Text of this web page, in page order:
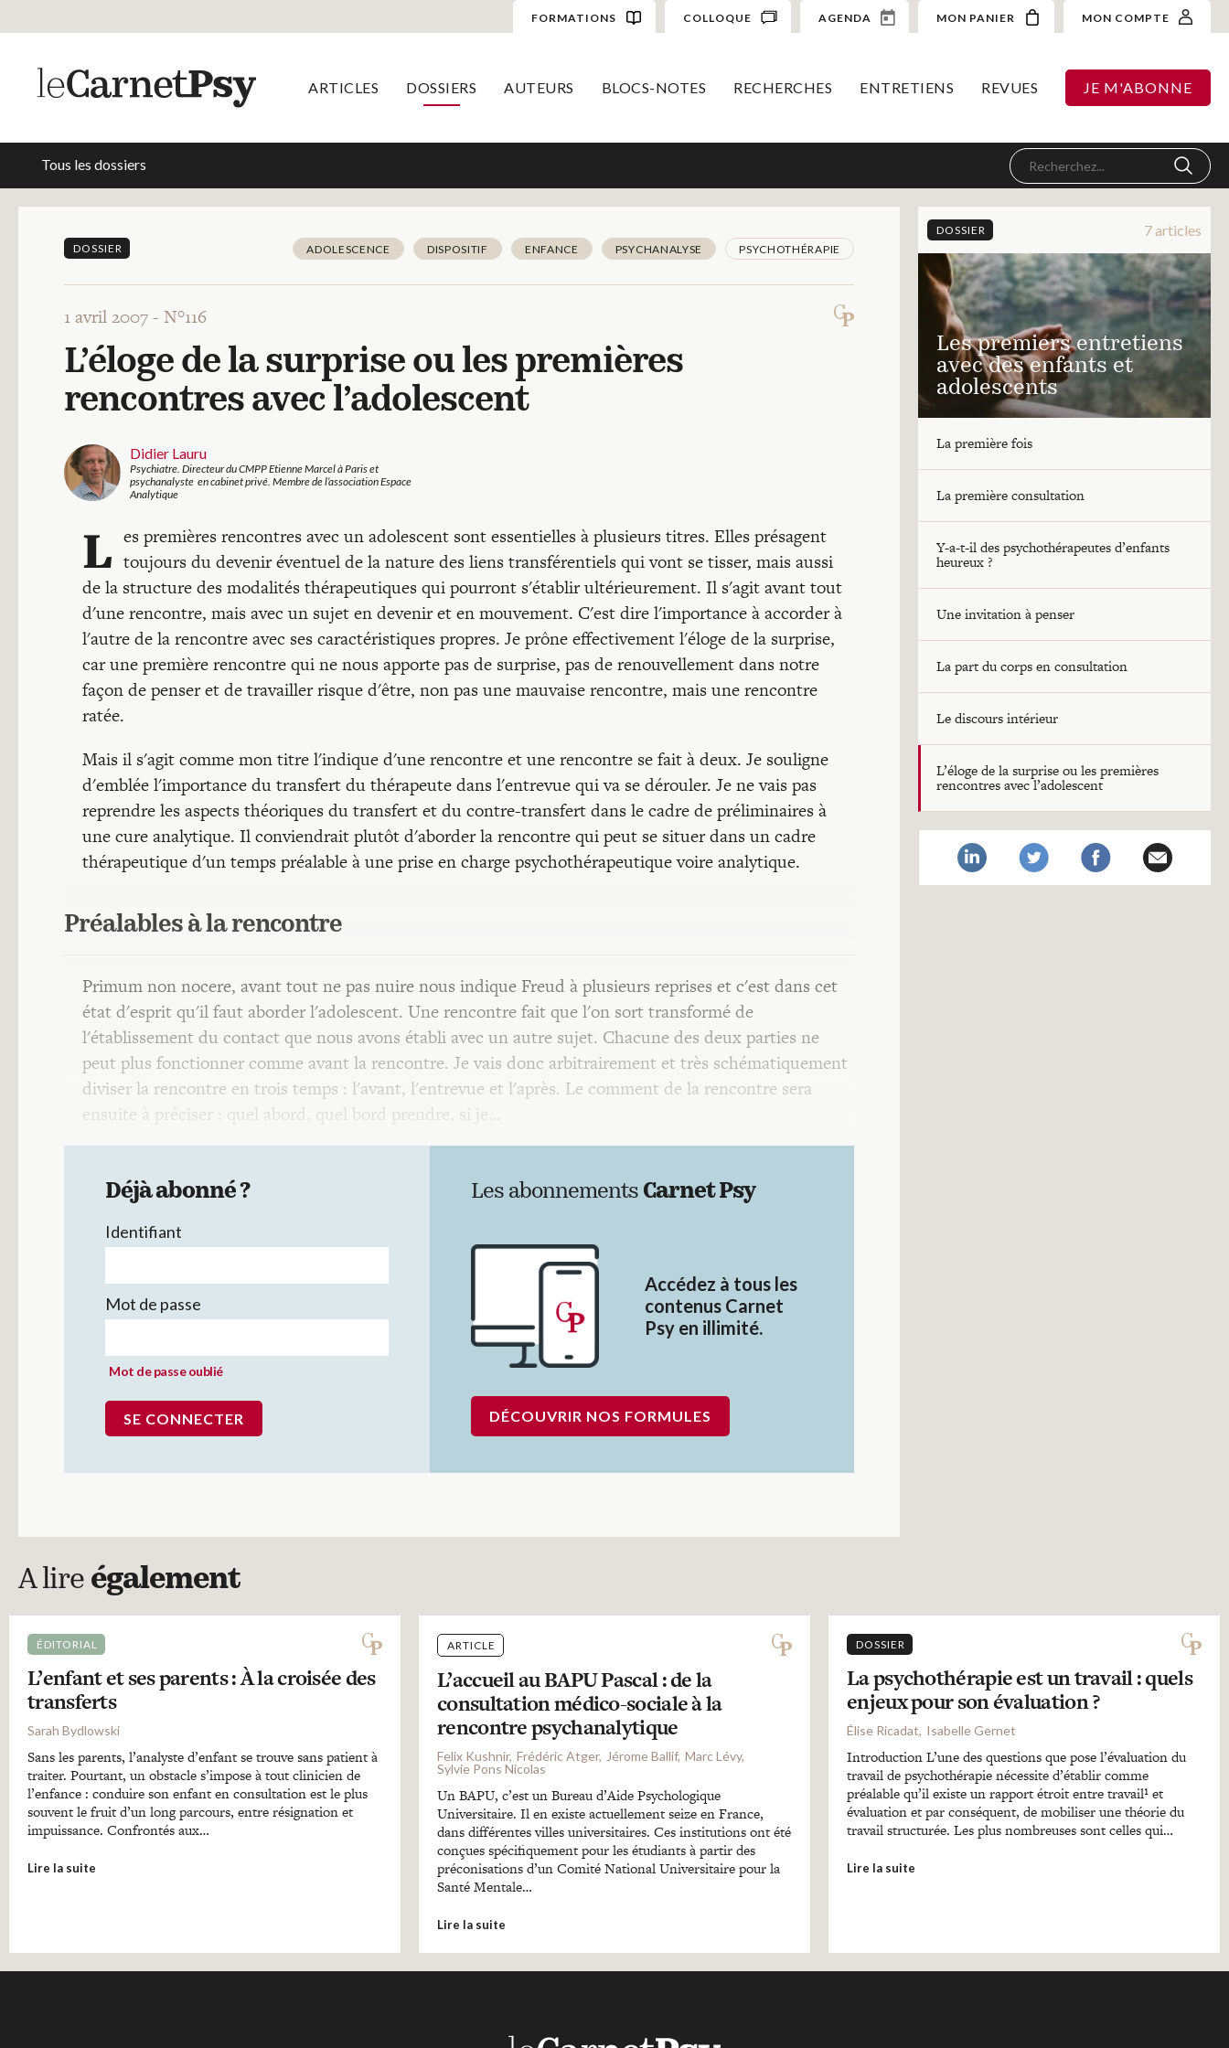
FORMATIONS COLLOQUE AGENDA MON PANIER MON COMPTE
ARTICLES DOSSIERS AUTEURS BLOCS-NOTES RECHERCHES ENTRETIENS REVUES JE M'ABONNE
Tous les dossiers
DOSSIER ADOLESCENCE DISPOSITIF ENFANCE PSYCHANALYSE PSYCHOTHÉRAPIE
1 avril 2007 - N°116
L’éloge de la surprise ou les premières
rencontres avec l’adolescent
Didier Lauru
Psychiatre. Directeur du CMPP Etienne Marcel à Paris et
psychanalyste en cabinet privé. Membre de l’association Espace
Analytique
L es premières rencontres avec un adolescent sont essentielles à plusieurs titres. Elles présagent
toujours du devenir éventuel de la nature des liens transférentiels qui vont se tisser, mais aussi
de la structure des modalités thérapeutiques qui pourront s'établir ultérieurement. Il s'agit avant tout
d'une rencontre, mais avec un sujet en devenir et en mouvement. C'est dire l'importance à accorder à
l'autre de la rencontre avec ses caractéristiques propres. Je prône effectivement l'éloge de la surprise,
car une première rencontre qui ne nous apporte pas de surprise, pas de renouvellement dans notre
façon de penser et de travailler risque d'être, non pas une mauvaise rencontre, mais une rencontre
ratée.
Mais il s'agit comme mon titre l'indique d'une rencontre et une rencontre se fait à deux. Je souligne
d'emblée l'importance du transfert du thérapeute dans l'entrevue qui va se dérouler. Je ne vais pas
reprendre les aspects théoriques du transfert et du contre-transfert dans le cadre de préliminaires à
une cure analytique. Il conviendrait plutôt d'aborder la rencontre qui peut se situer dans un cadre
thérapeutique d'un temps préalable à une prise en charge psychothérapeutique voire analytique.
Préalables à la rencontre
Primum non nocere, avant tout ne pas nuire nous indique Freud à plusieurs reprises et c'est dans cet
état d'esprit qu'il faut aborder l'adolescent. Une rencontre fait que l'on sort transformé de
l'établissement du contact que nous avons établi avec un autre sujet. Chacune des deux parties ne
peut plus fonctionner comme avant la rencontre. Je vais donc arbitrairement et très schématiquement
diviser la rencontre en trois temps : l'avant, l'entrevue et l'après. Le comment de la rencontre sera
ensuite à préciser : quel abord, quel bord prendre, si je…
Déjà abonné ?
Identifiant
Mot de passe
Mot de passe oublié
Les abonnements Carnet Psy
Accédez à tous les
contenus Carnet
Psy en illimité.
DÉCOUVRIR NOS FORMULES
DOSSIER 7 articles
Les premiers entretiens
avec des enfants et
adolescents
La première fois
La première consultation
Y-a-t-il des psychothérapeutes d’enfants
heureux ?
Une invitation à penser
La part du corps en consultation
Le discours intérieur
L’éloge de la surprise ou les premières
rencontres avec l’adolescent
A lire également
ÉDITORIAL
L’enfant et ses parents : À la croisée des
transferts
Sarah Bydlowski
Sans les parents, l’analyste d’enfant se trouve sans patient à
traiter. Pourtant, un obstacle s’impose à tout clinicien de
l’enfance : conduire son enfant en consultation est le plus
souvent le fruit d’un long parcours, entre résignation et
impuissance. Confrontés aux…
Lire la suite
ARTICLE
L’accueil au BAPU Pascal : de la
consultation médico-sociale à la
rencontre psychanalytique
Felix Kushnir Frédéric Atger Jérome Ballif Marc Lévy
Sylvie Pons Nicolas
Un BAPU, c’est un Bureau d’Aide Psychologique
Universitaire. Il en existe actuellement seize en France,
dans différentes villes universitaires. Ces institutions ont été
conçues spécifiquement pour les étudiants à partir des
préconisations d’un Comité National Universitaire pour la
Santé Mentale…
Lire la suite
DOSSIER
La psychothérapie est un travail : quels
enjeux pour son évaluation ?
Élise Ricadat Isabelle Gernet
Introduction L’une des questions que pose l’évaluation du
travail de psychothérapie nécessite d’établir comme
préalable qu’il existe un rapport étroit entre travail¹ et
évaluation et par conséquent, de mobiliser une théorie du
travail structurée. Les plus nombreuses sont celles qui…
Lire la suite